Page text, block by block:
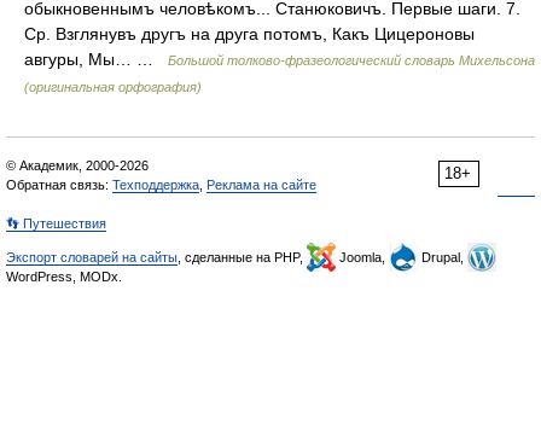
обыкновеннымъ человѣкомъ... Станюковичъ. Первые шаги. 7.
Ср. Взглянувъ другъ на друга потомъ, Какъ Цицероновы
авгуры, Мы… …
Большой толково-фразеологический словарь Михельсона
(оригинальная орфография)
18+
© Академик, 2000-2026
Обратная связь: Техподдержка Реклама на сайте
👣 Путешествия
Экспорт словарей на сайты , сделанные на PHP, Joomla,
Drupal,
WordPress, MODx.